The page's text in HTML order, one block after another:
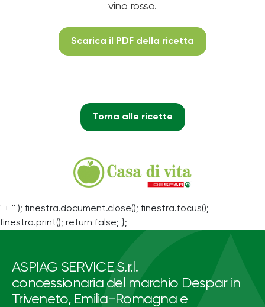
vino rosso.
Scarica il PDF della ricetta
Torna alle ricette
' + '' ); finestra.document.close(); finestra.focus();
finestra.print(); return false; };
ASPIAG SERVICE S.r.l.
concessionaria del marchio Despar in
Triveneto, Emilia-Romagna e